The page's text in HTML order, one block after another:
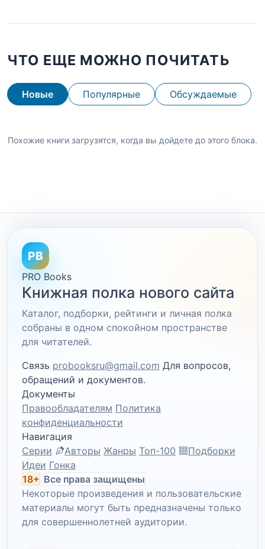
ЧТО ЕЩЕ МОЖНО ПОЧИТАТЬ
Новые Популярные Обсуждаемые
Похожие книги загрузятся, когда вы дойдете до этого блока.
PB
PRO Books
Книжная полка нового сайта
Каталог, подборки, рейтинги и личная полка
собраны в одном спокойном пространстве
для читателей.
Связь probooksru@gmail.com Для вопросов,
обращений и документов.
Документы
Правообладателям Политика
конфиденциальности
Навигация
Серии
Авторы Жанры Топ-100
Подборки
Идеи Гонка
18+ Все права защищены
Некоторые произведения и пользовательские
материалы могут быть предназначены только
для совершеннолетней аудитории.